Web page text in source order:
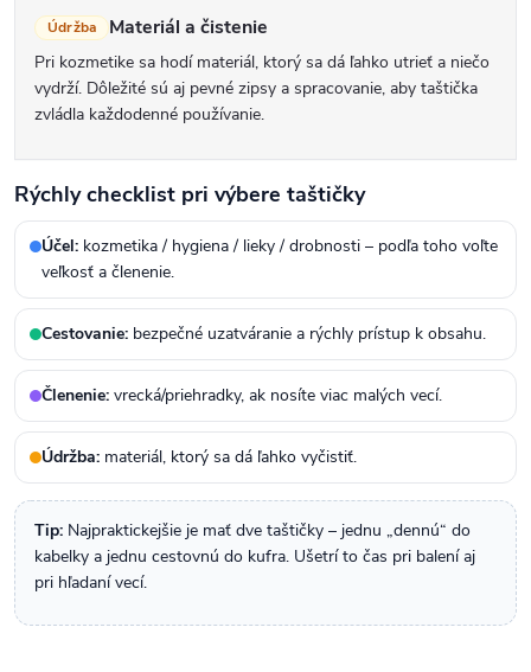
Údržba Materiál a čistenie
Pri kozmetike sa hodí materiál, ktorý sa dá ľahko utrieť a niečo
vydrží. Dôležité sú aj pevné zipsy a spracovanie, aby taštička
zvládla každodenné používanie.
Rýchly checklist pri výbere taštičky
Účel: kozmetika / hygiena / lieky / drobnosti – podľa toho voľte
veľkosť a členenie.
Cestovanie: bezpečné uzatváranie a rýchly prístup k obsahu.
Členenie: vrecká/priehradky, ak nosíte viac malých vecí.
Údržba: materiál, ktorý sa dá ľahko vyčistiť.
Tip: Najpraktickejšie je mať dve taštičky – jednu „dennú“ do
kabelky a jednu cestovnú do kufra. Ušetrí to čas pri balení aj
pri hľadaní vecí.